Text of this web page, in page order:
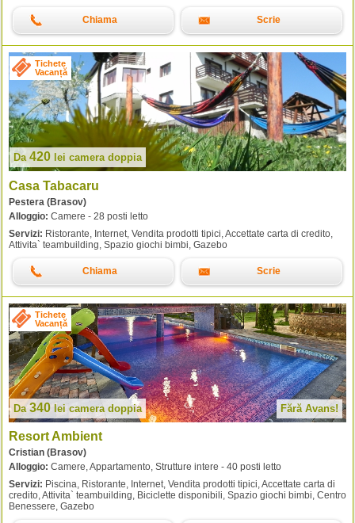
Chiama Scrie
Tichete
Vacanță
Da 420 lei camera doppia
Casa Tabacaru
Pestera (Brasov)
Alloggio: Camere - 28 posti letto
Servizi: Ristorante, Internet, Vendita prodotti tipici, Accettate carta di credito,
Attivita` teambuilding, Spazio giochi bimbi, Gazebo
Chiama Scrie
Tichete
Vacanță
Da 340 lei camera doppia Fără Avans!
Resort Ambient
Cristian (Brasov)
Alloggio: Camere, Appartamento, Strutture intere - 40 posti letto
Servizi: Piscina, Ristorante, Internet, Vendita prodotti tipici, Accettate carta di
credito, Attivita` teambuilding, Biciclette disponibili, Spazio giochi bimbi, Centro
Benessere, Gazebo